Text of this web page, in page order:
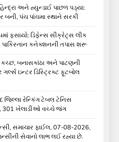
અને હ્યુન્ડાઈ પાછળ પડ્યા:
બની, પંચ પાંચમા સ્થાને સરકી
ફસાયો: ડિફેન્સ સીક્રેટ્સ લીક
પાકિસ્તાન કનેક્શનની તપાસ શરૂ
બનાસકાંઠા અને પાટણની
ઇન્ટર ડિસ્ટ્રિક્ટ ફૂટબોલ
જિલ્લા રેન્કિંગ ટેબલ ટેનિસ
301 ખેલાડીઓ વચ્ચે જંગ
સમાચાર ફાઈલ, 07-08-2026,
સેવાનો લાભ લઈ રહ્યા છે.